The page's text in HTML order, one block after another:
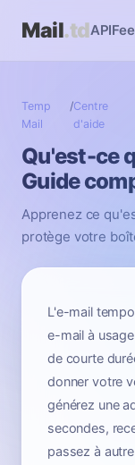
Mail.tdAPI
Temp
Mail
/Centre
d'aide
Qu'est-ce
Guide
Apprenez ce
protège votre
L'e-mail
e-mail à
de courte
donner votre
générez une
secondes,
passez à